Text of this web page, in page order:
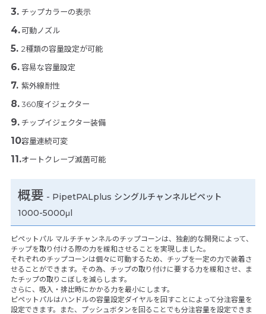
チップカラーの表示
可動ノズル
2種類の容量設定が可能
容易な容量設定
紫外線耐性
360度イジェクター
チップイジェクター装備
容量連続可変
オートクレーブ滅菌可能
概要 - PipetPALplus シングルチャンネルピペット
1000-5000μl
ピペットパル マルチチャンネルのチップコーンは、独創的な開発によって、
チップを取り付ける際の力を緩和させることを実現しました。
それぞれのチップコーンは個々に可動するため、チップを一定の力で装着さ
せることができます。その為、チップの取り付けに要する力を緩和させ、ま
たチップの取りこぼしを減らします。
さらに、吸入・排出時にかかる力を最小にします。
ピペットパルはハンドルの容量設定ダイヤルを回すことによって分注容量を
設定できます。また、プッシュボタンを回ることでも分注容量を設定できま